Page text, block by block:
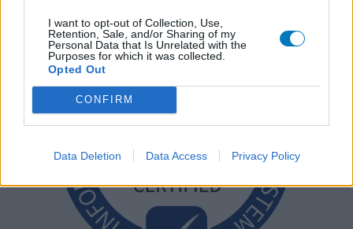
I want to opt-out of Collection, Use,
Retention, Sale, and/or Sharing of my
Personal Data that Is Unrelated with the
Purposes for which it was collected.
Opted Out
CONFIRM
Data Deletion Data Access Privacy Policy